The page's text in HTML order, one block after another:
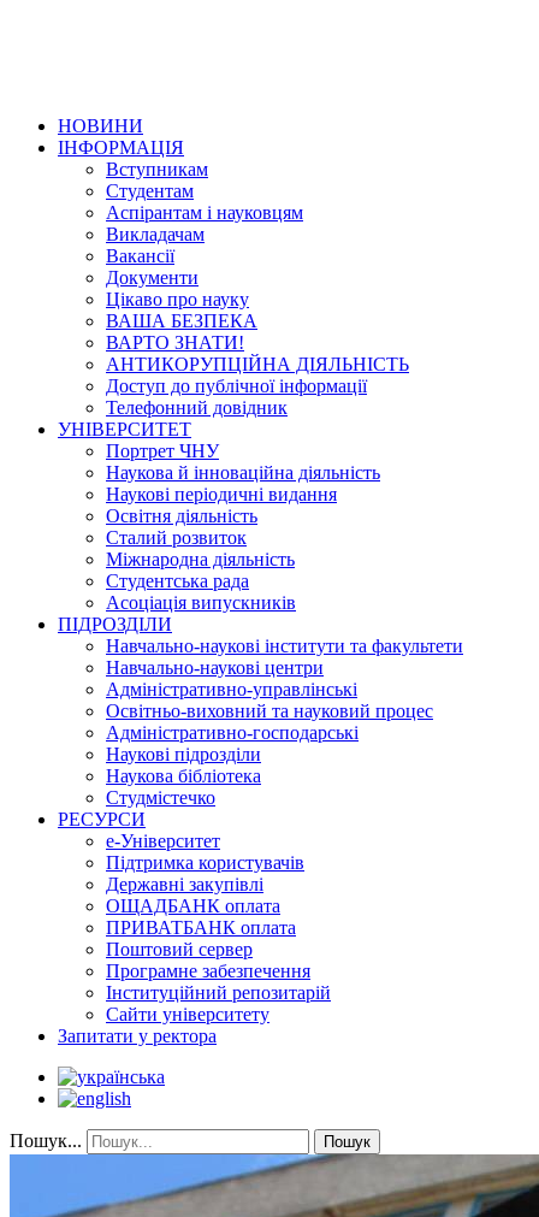
НОВИНИ
ІНФОРМАЦІЯ
Вступникам
Студентам
Аспірантам і науковцям
Викладачам
Вакансії
Документи
Цікаво про науку
ВАША БЕЗПЕКА
ВАРТО ЗНАТИ!
АНТИКОРУПЦІЙНА ДІЯЛЬНІСТЬ
Доступ до публічної інформації
Телефонний довідник
УНІВЕРСИТЕТ
Портрет ЧНУ
Наукова й інноваційна діяльність
Наукові періодичні видання
Освітня діяльність
Сталий розвиток
Міжнародна діяльність
Студентська рада
Асоціація випускників
ПІДРОЗДІЛИ
Навчально-наукові інститути та факультети
Навчально-наукові центри
Адміністративно-управлінські
Освітньо-виховний та науковий процес
Адміністративно-господарські
Наукові підрозділи
Наукова бібліотека
Студмістечко
РЕСУРСИ
е-Університет
Підтримка користувачів
Державні закупівлі
ОЩАДБАНК оплата
ПРИВАТБАНК оплата
Поштовий сервер
Програмне забезпечення
Інституційний репозитарій
Сайти університету
Запитати у ректора
Пошук... Пошук